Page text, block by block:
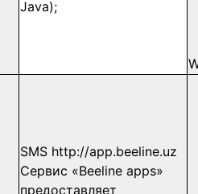
Java);
SMS http://app.beeline.uz
Сервис «Beeline apps»
предоставляет